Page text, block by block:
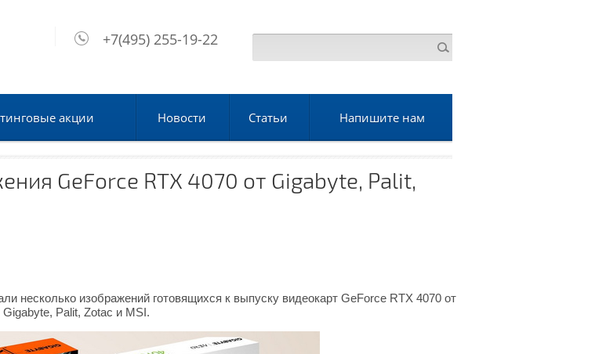
+7(495) 255-19-22
акции Новости Статьи Напишите нам
GeForce RTX 4070 от Gigabyte, Palit,
несколько изображений готовящихся к выпуску видеокарт GeForce RTX 4070 от
Palit, Zotac и MSI.